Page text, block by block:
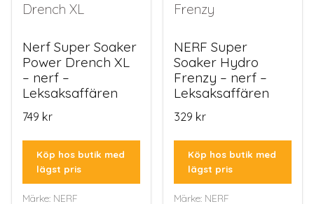
Nerf Super Soaker
Power Drench XL
– nerf –
Leksaksaffären
749 kr
Köp hos butik med
lägst pris
Märke: NERF
NERF Super
Soaker Hydro
Frenzy – nerf –
Leksaksaffären
329 kr
Köp hos butik med
lägst pris
Märke: NERF